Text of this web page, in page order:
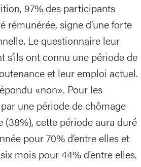
97% des participants
rémunérée, signe d’une forte
Le questionnaire leur
s’ils ont connu une période de
et leur emploi actuel.
«non». Pour les
une période de chômage
(38%), cette période aura duré
pour 70% d’entre elles et
mois pour 44% d’entre elles.